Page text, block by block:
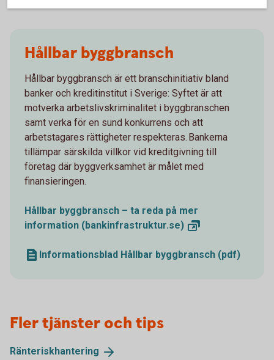
Hållbar byggbransch
Hållbar byggbransch är ett branschinitiativ bland
banker och kreditinstitut i Sverige: Syftet är att
motverka arbetslivskriminalitet i byggbranschen
samt verka för en sund konkurrens och att
arbetstagares rättigheter respekteras. Bankerna
tillämpar särskilda villkor vid kreditgivning till
företag där byggverksamhet är målet med
finansieringen.
Hållbar byggbransch – ta reda på mer
information (bankinfrastruktur.se)
Informationsblad Hållbar byggbransch (pdf)
Fler tjänster och tips
Ränteriskhantering